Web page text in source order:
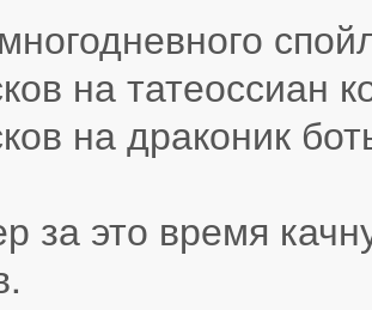
на татеоссиан
на драконик
за это время